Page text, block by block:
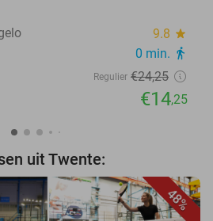
9.8 star
0 min. directions_walk
Regulier €24,25
€14,25
uit Twente:
48%